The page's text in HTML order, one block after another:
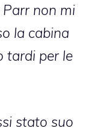
non mi
la cabina
tardi per le
stato suo